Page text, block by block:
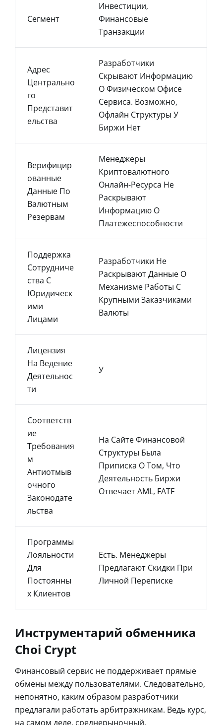
Сегмент
Инвестиции,
Финансовые
Транзакции
Адрес
Центрально
Го
Представит
Ельства
Разработчики
Скрывают Информацию
О Физическом Офисе
Сервиса. Возможно,
Офлайн Структуры У
Биржи Нет
Верифицир
Ованные
Данные По
Валютным
Резервам
Менеджеры
Криптовалютного
Онлайн-Ресурса Не
Раскрывают
Информацию О
Платежеспособности
Поддержка
Сотрудниче
Ства С
Юридическ
Ими
Лицами
Разработчики Не
Раскрывают Данные О
Механизме Работы С
Крупными Заказчиками
Валюты
Лицензия
На Ведение
Деятельнос
Ти
У
Соответств
Ие
Требования
М
Антиотмыв
Очного
Законодате
Льства
На Сайте Финансовой
Структуры Была
Приписка О Том, Что
Деятельность Биржи
Отвечает AML, FATF
Программы
Лояльности
Для
Постоянны
Х Клиентов
Есть. Менеджеры
Предлагают Скидки При
Личной Переписке
Инструментарий обменника
Choi Crypt
Финансовый сервис не поддерживает прямые
обмены между пользователями. Следовательно,
непонятно, каким образом разработчики
предлагали работать арбитражникам. Ведь курс,
на самом деле, среднерыночный.